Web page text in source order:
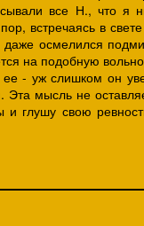
все Н., что я
встречаясь в
осмелился
на подобную
ее - уж слишком он
Эта мысль не
глушу свою